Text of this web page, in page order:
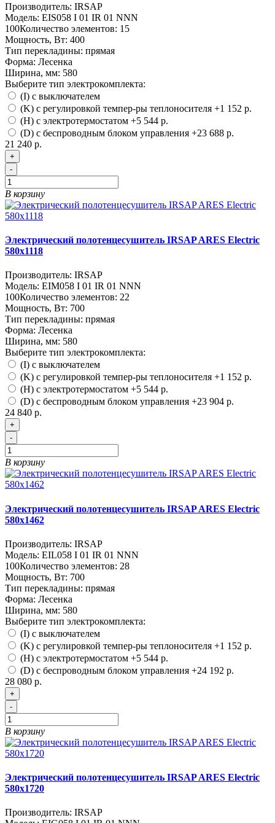
Производитель: IRSAP
Модель: EIS058 I 01 IR 01 NNN
100Количество элементов: 15
Мощность, Вт: 400
Тип перекладины: прямая
Форма: Лесенка
Ширина, мм: 580
Выберите тип электрокомплекта:
(I) с выключателем
(K) с регулировкой темпер-ры теплоносителя +1 152 р.
(H) с электротермостатом +5 544 р.
(D) с беспроводным блоком управления +23 688 р.
21 240 р.
+
-
В корзину
Электрический полотенцесушитель IRSAP ARES Electric
580х1118
Производитель: IRSAP
Модель: EIM058 I 01 IR 01 NNN
100Количество элементов: 22
Мощность, Вт: 700
Тип перекладины: прямая
Форма: Лесенка
Ширина, мм: 580
Выберите тип электрокомплекта:
(I) с выключателем
(K) с регулировкой темпер-ры теплоносителя +1 152 р.
(H) с электротермостатом +5 544 р.
(D) с беспроводным блоком управления +23 904 р.
24 840 р.
+
-
В корзину
Электрический полотенцесушитель IRSAP ARES Electric
580х1462
Производитель: IRSAP
Модель: EIL058 I 01 IR 01 NNN
100Количество элементов: 28
Мощность, Вт: 700
Тип перекладины: прямая
Форма: Лесенка
Ширина, мм: 580
Выберите тип электрокомплекта:
(I) с выключателем
(K) с регулировкой темпер-ры теплоносителя +1 152 р.
(H) с электротермостатом +5 544 р.
(D) с беспроводным блоком управления +24 192 р.
28 080 р.
+
-
В корзину
Электрический полотенцесушитель IRSAP ARES Electric
580х1720
Производитель: IRSAP